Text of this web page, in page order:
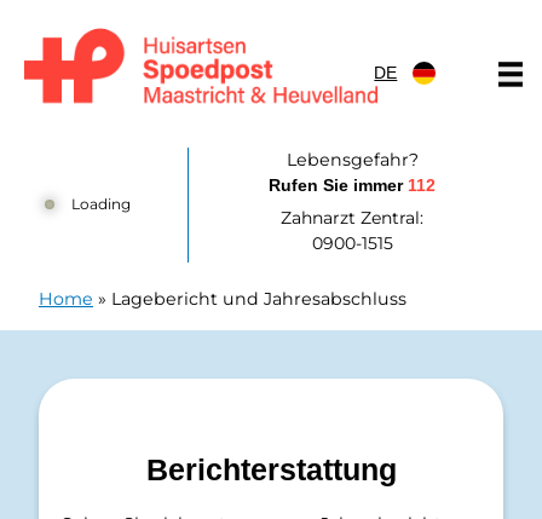
DE
Loading
Lebensgefahr?
Rufen Sie immer 112
Zahnarzt Zentral:
0900-1515
Home » Lagebericht und Jahresabschluss
Berichterstattung